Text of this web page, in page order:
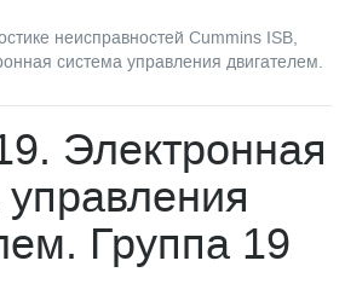
неисправностей Cummins ISB,
система управления двигателем.
Электронная
Группа 19